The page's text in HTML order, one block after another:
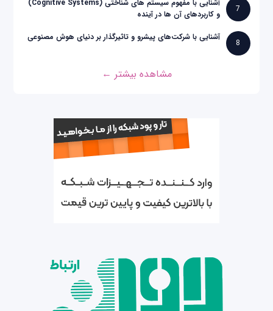
7
آشنایی با مفهوم سیستم های شناختی (Cognitive Systems)
و کاربردهای آن ها در آینده
8
آشنایی با شرکت‌های پیشرو و تاثیرگذار بر دنیای هوش مصنوعی
مشاهده بیشتر ←